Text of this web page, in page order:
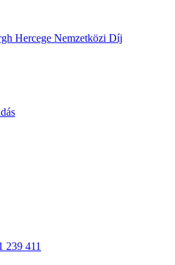
Hercege Nemzetközi Díj
239 411